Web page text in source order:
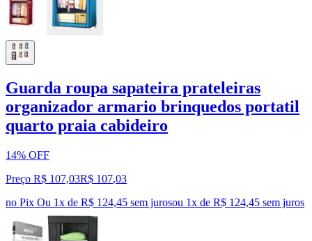
Guarda roupa sapateira prateleiras
organizador armario brinquedos portatil
quarto praia cabideiro
14% OFF
Preço R$ 107,03R$ 107,03
no Pix Ou 1x de R$ 124,45 sem jurosou 1x de R$ 124,45 sem juros